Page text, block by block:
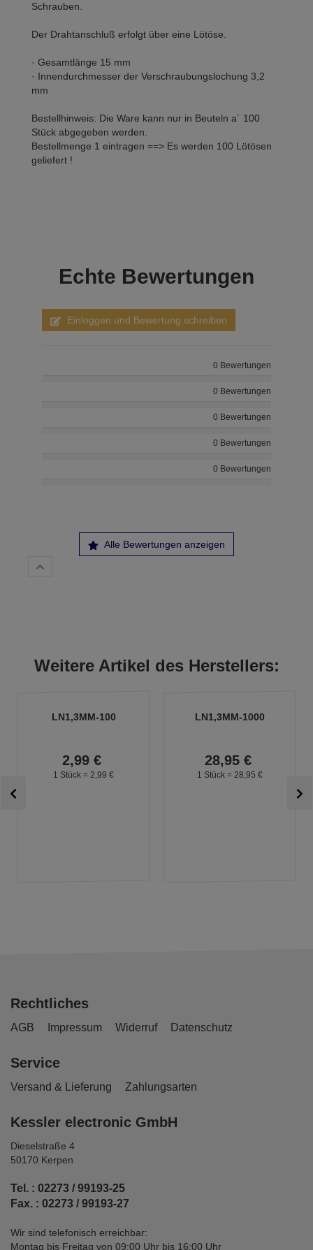
Schrauben.
Der Drahtanschluß erfolgt über eine Lötöse.
· Gesamtlänge 15 mm
· Innendurchmesser der Verschraubungslochung 3,2
mm
Bestellhinweis: Die Ware kann nur in Beuteln a´ 100
Stück abgegeben werden.
Bestellmenge 1 eintragen ==> Es werden 100 Lötösen
geliefert !
Echte Bewertungen
Einloggen und Bewertung schreiben
0 Bewertungen
0 Bewertungen
0 Bewertungen
0 Bewertungen
0 Bewertungen
Alle Bewertungen anzeigen
Weitere Artikel des Herstellers:
LN1,3MM-100
2,99 €
1 Stück = 2, 99 €
LN1,3MM-1000
28,95 €
1 Stück = 28, 95 €
Rechtliches
AGB Impressum Widerruf Datenschutz
Service
Versand & Lieferung Zahlungsarten
Kessler electronic GmbH
Dieselstraße 4
50170 Kerpen
Tel. : 02273 / 99193-25
Fax. : 02273 / 99193-27
Wir sind telefonisch erreichbar:
Montag bis Freitag von 09:00 Uhr bis 16:00 Uhr